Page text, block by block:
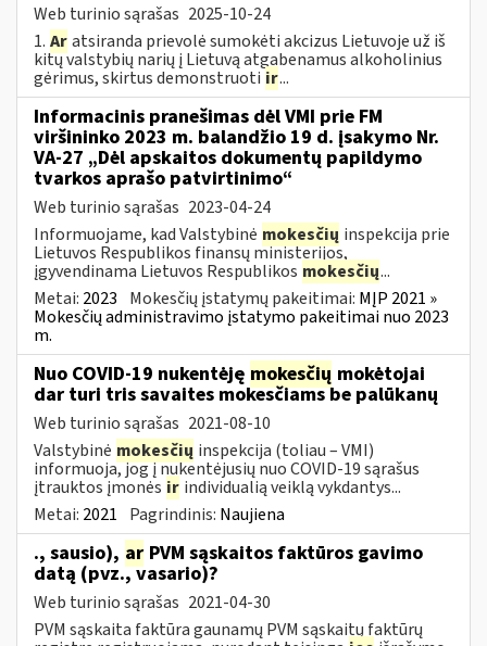
Web turinio sąrašas 2025-10-24
1. Aratsiranda prievolė sumokėti akcizus Lietuvoje už iš
kitų valstybių narių į Lietuvą atgabenamus alkoholinius
gėrimus, skirtus demonstruoti ir...
Informacinis pranešimas dėl VMI prie FM
viršininko 2023 m. balandžio 19 d. įsakymo Nr.
VA-27 „Dėl apskaitos dokumentų papildymo
tvarkos aprašo patvirtinimo“
Web turinio sąrašas 2023-04-24
Informuojame, kad Valstybinė mokesčių inspekcija prie
Lietuvos Respublikos finansų ministerijos,
įgyvendinama Lietuvos Respublikos mokesčių...
Metai: 2023 Mokesčių įstatymų pakeitimai: MĮP 2021 »
Mokesčių administravimo įstatymo pakeitimai nuo 2023
m.
Nuo COVID-19 nukentėję mokesčių mokėtojai
dar turi tris savaites mokesčiams be palūkanų
Web turinio sąrašas 2021-08-10
Valstybinė mokesčių inspekcija (toliau – VMI)
informuoja, jog į nukentėjusių nuo COVID-19 sąrašus
įtrauktos įmonės ir individualią veiklą vykdantys...
Metai: 2021 Pagrindinis: Naujiena
., sausio), ar PVM sąskaitos faktūros gavimo
datą (pvz., vasario)?
Web turinio sąrašas 2021-04-30
PVM sąskaita faktūra gaunamų PVM sąskaitų faktūrų